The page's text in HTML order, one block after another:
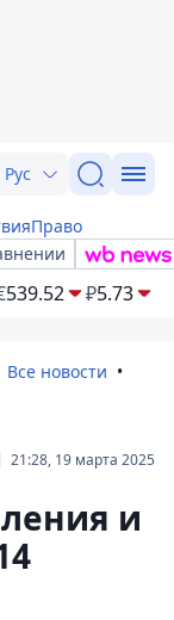
Рус
Право
539.52 ₽5.73
Все новости
21:28, 19 марта 2025
и